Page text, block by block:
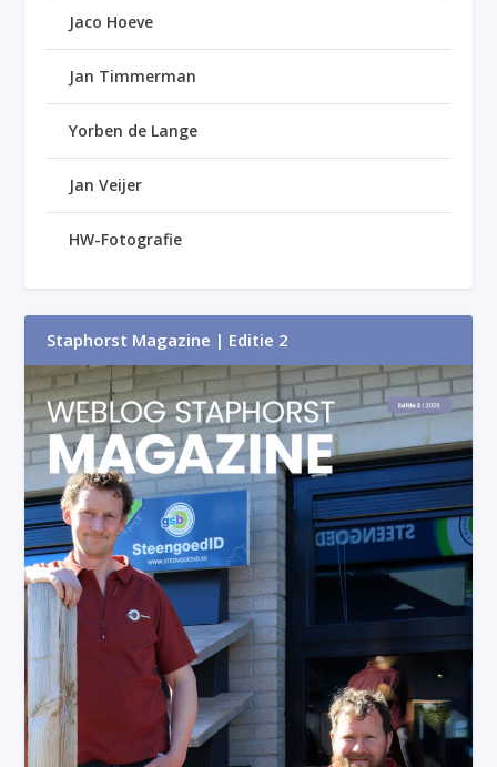
Jaco Hoeve
Jan Timmerman
Yorben de Lange
Jan Veijer
HW-Fotografie
Staphorst Magazine | Editie 2